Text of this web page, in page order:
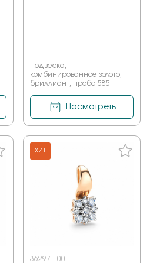
Подвеска,
комбинированное золото,
бриллиант, проба 585
Посмотреть
ХИТ
36297-100